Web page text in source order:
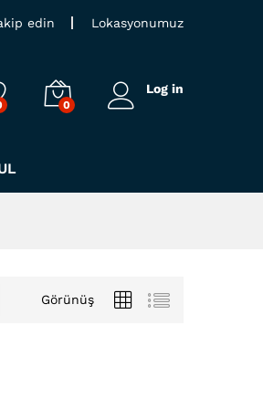
edin Lokasyonumuz
0
Log in
Görünüş